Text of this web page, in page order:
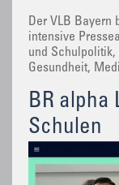
Der VLB Bayern
intensive
und
Gesundheit,
BR alpha
Schulen